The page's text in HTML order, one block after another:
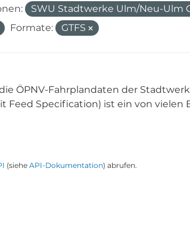
SWU Stadtwerke Ulm/Neu-Ulm
Formate: GTFS
ÖPNV-Fahrplandaten der
Feed Specification) ist ein von vielen
(siehe API-Dokumentation) abrufen.